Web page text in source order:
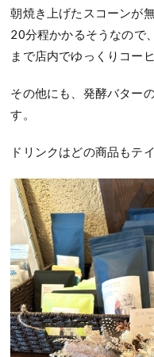
朝焼き上げたスコーンが
20分程かかるそうなので
まで店内でゆっくりコー
その他にも、発酵バター
す。
ドリンクはどの商品もテ